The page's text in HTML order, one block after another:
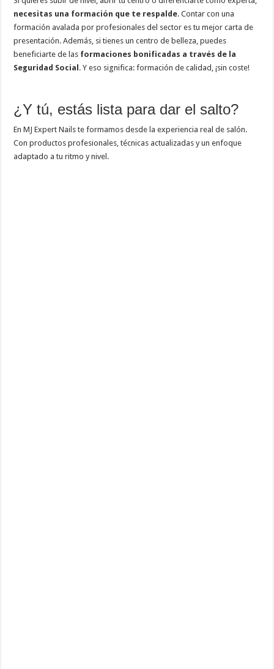
necesitas una formación que te respalde. Contar con una
formación avalada por profesionales del sector es tu mejor carta de
presentación. Además, si tienes un centro de belleza, puedes
beneficiarte de las formaciones bonificadas a través de la
Seguridad Social . Y eso significa: formación de calidad, ¡sin coste!
¿Y tú, estás lista para dar el salto?
En MJ Expert Nails te formamos desde la experiencia real de salón.
Con productos profesionales, técnicas actualizadas y un enfoque
adaptado a tu ritmo y nivel.